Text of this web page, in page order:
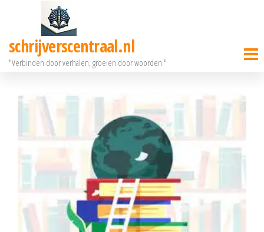
deschrijverscentraal.nl
"Verbinden door verhalen, groeien door woorden."